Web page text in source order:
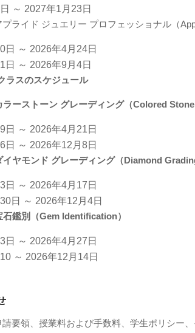
～ 2027年1月23日​
ライド ジュエリー プロフェッショナル（
日 ～ 2026年4月24日
日 ～ 2026年9月4日
ラスのスケジュール
ラーストーン グレーディング（Colored Stone
日 ～ 2026年4月21日
日 ～ 2026年12月8日
ヤモンド グレーディング（Diamond
日 ～ 2026年4月17日
日 ～ 2026年12月4日
鑑別（Gem Identification）
日 ～ 2026年4月27日
～ 2026年12月14日
請要領、授業料および手数料、学生ポリシー